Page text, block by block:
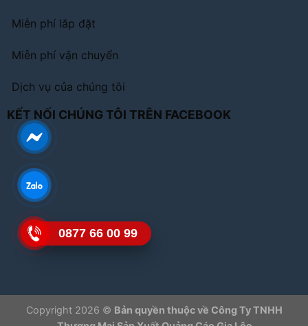
Miễn phí lắp đặt
Miễn phí vận chuyển
Dịch vụ của chúng tôi
KẾT NỐI CHÚNG TÔI TRÊN FACEBOOK
Copyright 2026 © Bản quyền thuộc về Công Ty TNHH
0877 66 00 99